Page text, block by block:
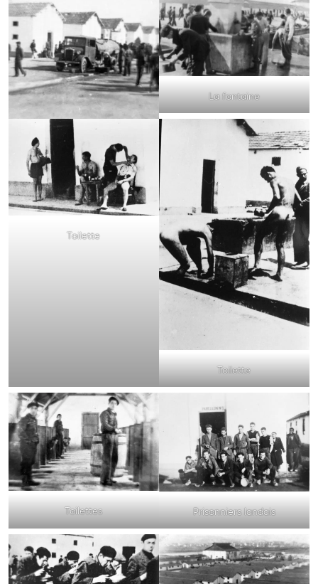
La fontaine
Toilette
Toilette
Toilettes Prisonniers landais